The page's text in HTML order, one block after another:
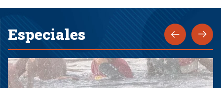
Especiales